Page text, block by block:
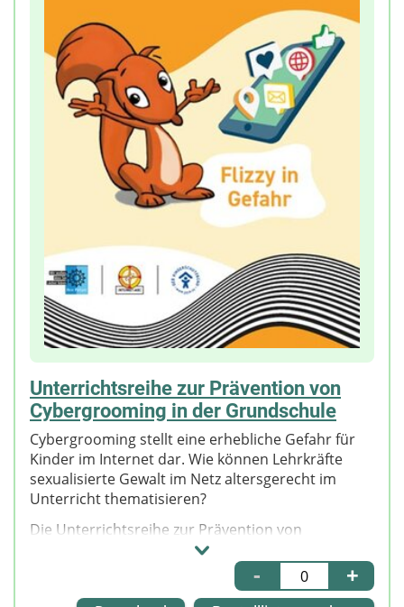
www.mediennutzungsvertrag.de) bei einem
Elternabend besprochen und verteilt werden.
Unterrichtsreihe zur Prävention von
Cybergrooming in der Grundschule
Cybergrooming stellt eine erhebliche Gefahr für
Kinder im Internet dar. Wie können Lehrkräfte
sexualisierte Gewalt im Netz altersgerecht im
Unterricht thematisieren?
Die Unterrichtsreihe zur Prävention von
Cybergrooming in der Grundschule wurde vom
Internet-ABC e. V. in Zusammenarbeit mit dem
Kinderschutzbund Bundesverband e. V. und der
- +